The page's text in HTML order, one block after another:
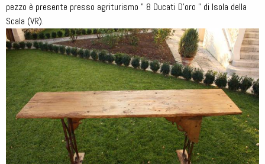
pezzo è presente presso agriturismo " 8 Ducati D'oro " di Isola della
Scala (VR).